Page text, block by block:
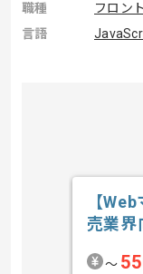
職種
フロン
言語
【
売業界
〜